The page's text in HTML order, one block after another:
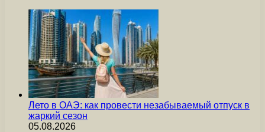
Лето в ОАЭ: как провести незабываемый отпуск в
жаркий сезон
05.08.2026